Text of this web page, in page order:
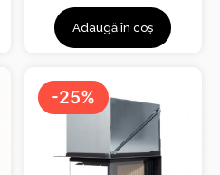
Adaugă în coș
-25%
inițial
fost:
2.800,00 €.